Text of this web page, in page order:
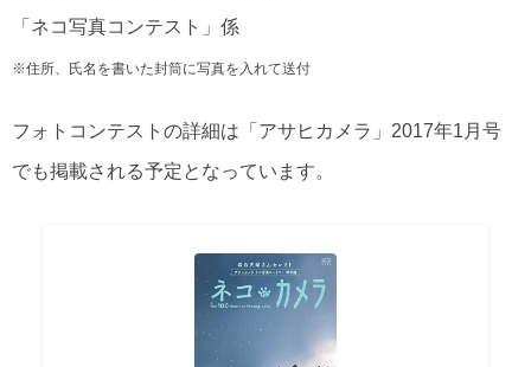
「ネコ写真コンテスト」係
※住所、氏名を書いた封筒に写真を入れて送付
フォトコンテストの詳細は「アサヒカメラ」2017年1月号
でも掲載される予定となっています。